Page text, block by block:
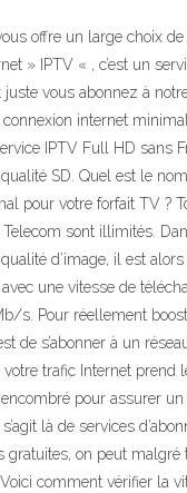
offre un large choix
» IPTV « , c’est un
vous abonnez à
connexion internet
IPTV Full HD sans
SD. Quel est le
pour votre forfait TV ?
sont illimités.
d’image, il est alors
une vitesse de
s. Pour réellement
de s’abonner à un
votre trafic Internet prend
pour assurer un
là de services
gratuites, on peut malgré
comment vérifier la